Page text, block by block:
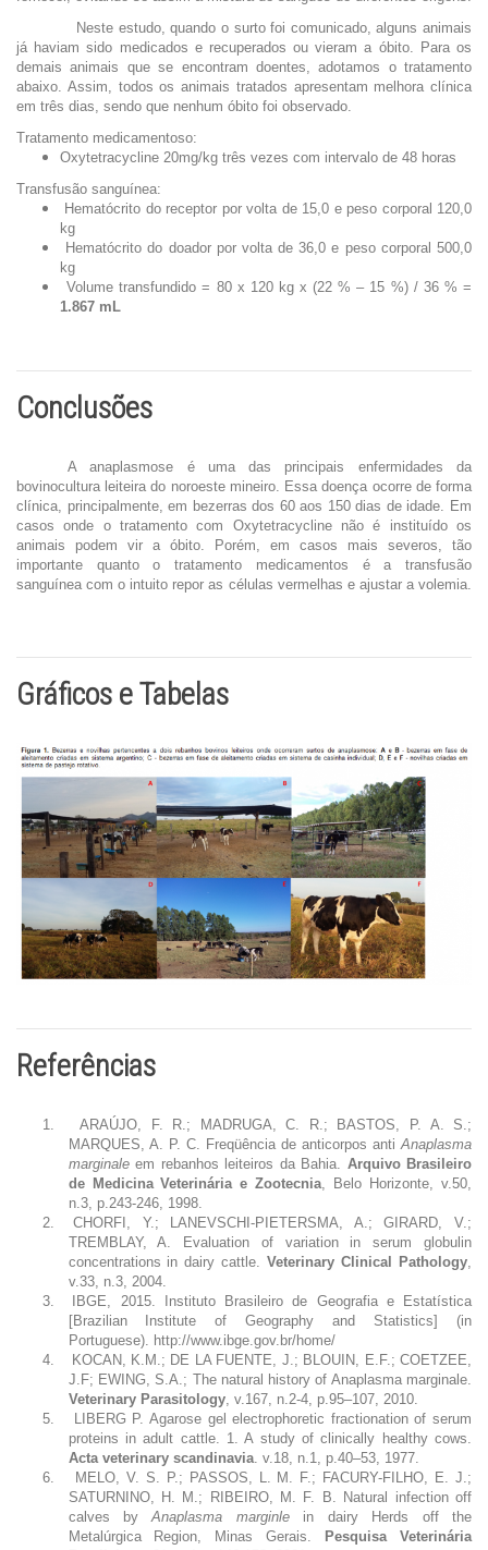
Neste estudo, quando o surto foi comunicado, alguns animais
já haviam sido medicados e recuperados ou vieram a óbito. Para os
demais animais que se encontram doentes, adotamos o tratamento
abaixo. Assim, todos os animais tratados apresentam melhora clínica
em três dias, sendo que nenhum óbito foi observado.
Tratamento medicamentoso:
Oxytetracycline 20mg/kg três vezes com intervalo de 48 horas
Transfusão sanguínea:
Hematócrito do receptor por volta de 15,0 e peso corporal 120,0
kg
Hematócrito do doador por volta de 36,0 e peso corporal 500,0
kg
Volume transfundido = 80 x 120 kg x (22 % – 15 %) / 36 % =
1.867 mL
Conclusões
A anaplasmose é uma das principais enfermidades da
bovinocultura leiteira do noroeste mineiro. Essa doença ocorre de forma
clínica, principalmente, em bezerras dos 60 aos 150 dias de idade. Em
casos onde o tratamento com Oxytetracycline não é instituído os
animais podem vir a óbito. Porém, em casos mais severos, tão
importante quanto o tratamento medicamentos é a transfusão
sanguínea com o intuito repor as células vermelhas e ajustar a volemia.
Gráficos e Tabelas
Referências
1.
ARAÚJO, F. R.; MADRUGA, C. R.; BASTOS, P. A. S.;
MARQUES, A. P. C. Freqüência de anticorpos antiAnaplasma
marginaleem rebanhos leiteiros da Bahia. Arquivo Brasileiro
de Medicina Veterinária e Zootecnia, Belo Horizonte, v.50,
n.3, p.243-246, 1998.
2.
CHORFI, Y.; LANEVSCHI-PIETERSMA, A.; GIRARD, V.;
TREMBLAY, A.
Evaluation of variation in serum globulin
concentrations in dairy cattle.Veterinary Clinical Pathology,
v.33, n.3, 2004.
3.
IBGE, 2015. Instituto Brasileiro de Geografia e Estatística
[Brazilian Institute of Geography and Statistics] (in
Portuguese). http://www.ibge.gov.br/home/
4.
KOCAN, K.M.; DE LA FUENTE, J.; BLOUIN, E.F.; COETZEE,
J.F; EWING, S.A.; The natural history of Anaplasma marginale.
Veterinary Parasitology, v.167, n.2-4, p.95–107, 2010.
5.
LIBERG P. Agarose gel electrophoretic fractionation of serum
proteins in adult cattle. 1. A study of clinically healthy cows.
Acta veterinary scandinavia. v.18, n.1, p.40–53, 1977.
6.
MELO, V. S. P.; PASSOS, L. M. F.; FACURY-FILHO, E. J.;
SATURNINO, H. M.; RIBEIRO, M. F. B. Natural infection off
calves byAnaplasma marginle in dairy Herds off the
Metalúrgica Region, Minas Gerais.
Pesquisa Veterinária